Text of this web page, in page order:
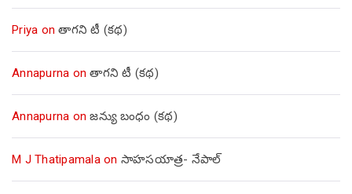
Priya onతాగని టీ (కథ)
Annapurna onతాగని టీ (కథ)
Annapurna onజన్యు బంధం (కథ)
M J Thatipamalaon సాహసయాత్ర- నేపాల్‌